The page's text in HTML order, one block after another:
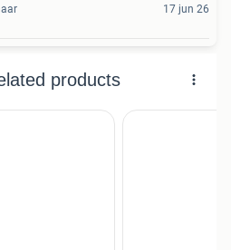
17 jun 26